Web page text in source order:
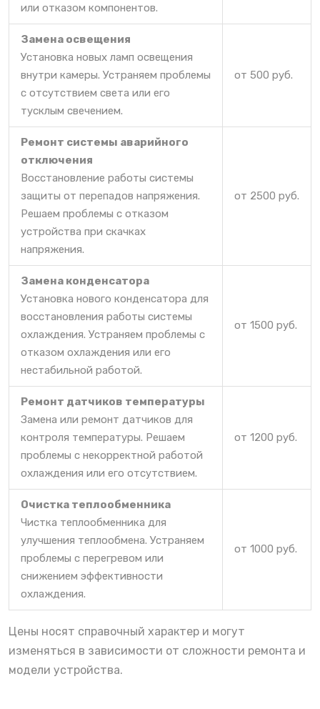
или отказом компонентов.
Замена освещения
Установка новых ламп освещения
внутри камеры. Устраняем проблемы
с отсутствием света или его
тусклым свечением.
от 500 руб.
Ремонт системы аварийного
отключения
Восстановление работы системы
защиты от перепадов напряжения.
Решаем проблемы с отказом
устройства при скачках
напряжения.
от 2500 руб.
Замена конденсатора
Установка нового конденсатора для
восстановления работы системы
охлаждения. Устраняем проблемы с
отказом охлаждения или его
нестабильной работой.
от 1500 руб.
Ремонт датчиков температуры
Замена или ремонт датчиков для
контроля температуры. Решаем
проблемы с некорректной работой
охлаждения или его отсутствием.
от 1200 руб.
Очистка теплообменника
Чистка теплообменника для
улучшения теплообмена. Устраняем
проблемы с перегревом или
снижением эффективности
охлаждения.
от 1000 руб.
Цены носят справочный характер и могут
изменяться в зависимости от сложности ремонта и
модели устройства.